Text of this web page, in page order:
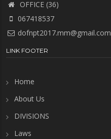
OFFICE (36)
067418537
dofnpt2017.mm@gmail.com
LINK FOOTER
Home
About Us
DIVISIONS
Laws